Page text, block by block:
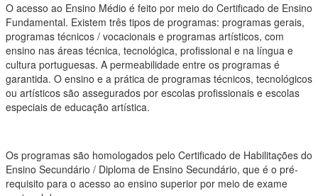
O acesso ao Ensino Médio é feito por meio do Certificado de Ensino
Fundamental. Existem três tipos de programas: programas gerais,
programas técnicos / vocacionais e programas artísticos, com
ensino nas áreas técnica, tecnológica, profissional e na língua e
cultura portuguesas. A permeabilidade entre os programas é
garantida. O ensino e a prática de programas técnicos, tecnológicos
ou artísticos são assegurados por escolas profissionais e escolas
especiais de educação artística.
Os programas são homologados pelo Certificado de Habilitações do
Ensino Secundário / Diploma de Ensino Secundário, que é o pré-
requisito para o acesso ao ensino superior por meio de exame